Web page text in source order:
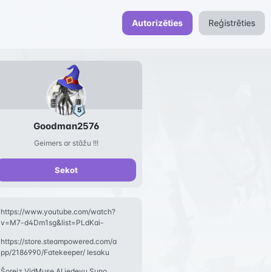
Autorizēties Reģistrēties
Goodman2576
Geimers ar stāžu !!!
Sekot
https://www.youtube.com/watch?
v=M7-d4Dm1sg&list=PLdKai-
https://store.steampowered.com/a
pp/2186990/Fatekeeper/ Iesaku